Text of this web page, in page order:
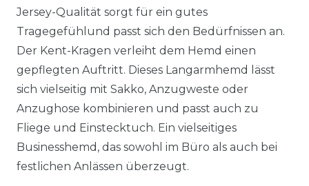
Jersey-Qualität sorgt für ein gutes
Tragegefühlund passt sich den Bedürfnissen an.
Der Kent-Kragen verleiht dem Hemd einen
gepflegten Auftritt. Dieses Langarmhemd lässt
sich vielseitig mit Sakko, Anzugweste oder
Anzughose kombinieren und passt auch zu
Fliege und Einstecktuch. Ein vielseitiges
Businesshemd, das sowohl im Büro als auch bei
festlichen Anlässen überzeugt.